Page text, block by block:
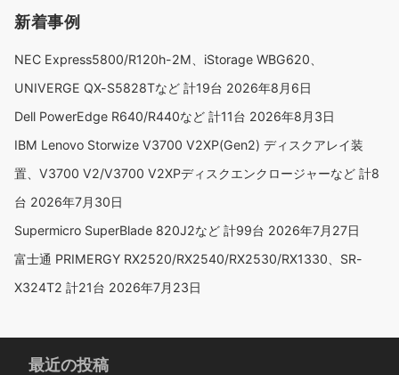
新着事例
NEC Express5800/R120h-2M、iStorage WBG620、
UNIVERGE QX-S5828Tなど 計19台 2026年8月6日
Dell PowerEdge R640/R440など 計11台 2026年8月3日
IBM Lenovo Storwize V3700 V2XP(Gen2) ディスクアレイ装
置、V3700 V2/V3700 V2XPディスクエンクロージャーなど 計8
台 2026年7月30日
Supermicro SuperBlade 820J2など 計99台 2026年7月27日
富士通 PRIMERGY RX2520/RX2540/RX2530/RX1330、SR-
X324T2 計21台 2026年7月23日
最近の投稿